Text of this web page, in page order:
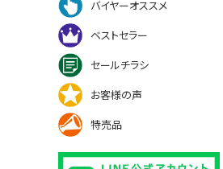
バイヤーオススメ
ベストセラー
セールチラシ
お客様の声
特売品